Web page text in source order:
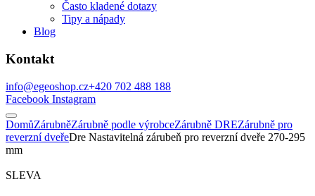
Často kladené dotazy
Tipy a nápady
Blog
Kontakt
info@egeoshop.cz+420 702 488 188
Facebook Instagram
DomůZárubněZárubně podle výrobceZárubně DREZárubně pro
reverzní dveřeDre Nastavitelná zárubeň pro reverzní dveře 270-295
mm
SLEVA